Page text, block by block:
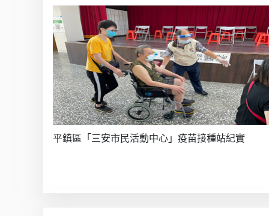
平鎮區「三安市民活動中心」疫苗接種站紀實